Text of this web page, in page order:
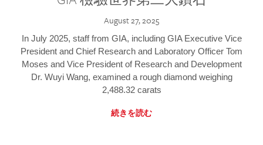
August 27, 2025
In July 2025, staff from GIA, including GIA Executive Vice
President and Chief Research and Laboratory Officer Tom
Moses and Vice President of Research and Development
Dr. Wuyi Wang, examined a rough diamond weighing
2,488.32 carats
続きを読む